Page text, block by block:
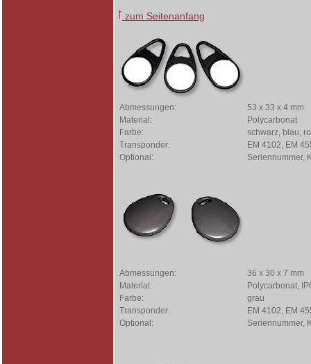
zum Seitenanfang
Abmessungen:
53 x 33 x 4 mm
Material:
Polycarbonat
Farbe:
schwarz, blau,
Transponder:
EM 4102, EM
Optional:
Seriennummer,
Abmessungen:
36 x 30 x 7 mm
Material:
Polycarbonat,
Farbe:
grau
Transponder:
EM 4102, EM
Optional:
Seriennummer,